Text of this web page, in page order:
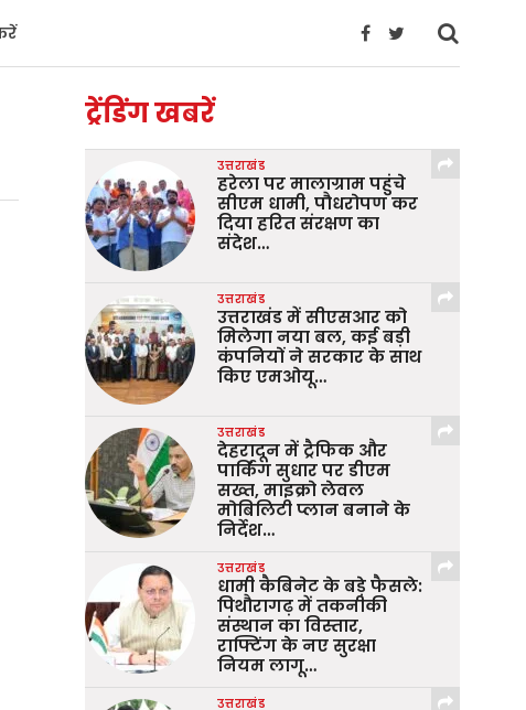
ट्रेंडिंग खबरें
उत्तराखंड
हरेला पर मालाग्राम पहुंचे
सीएम धामी, पौधरोपण कर
दिया हरित संरक्षण का
संदेश…
उत्तराखंड
उत्तराखंड में सीएसआर को
मिलेगा नया बल, कई बड़ी
कंपनियों ने सरकार के साथ
किए एमओयू…
उत्तराखंड
देहरादून में ट्रैफिक और
पार्किंग सुधार पर डीएम
सख्त, माइक्रो लेवल
मोबिलिटी प्लान बनाने के
निर्देश…
उत्तराखंड
धामी कैबिनेट के बड़े फैसले:
पिथौरागढ़ में तकनीकी
संस्थान का विस्तार,
राफ्टिंग के नए सुरक्षा
नियम लागू…
उत्तराखंड